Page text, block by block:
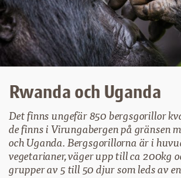
Rwanda och Uganda
Det finns ungefär 850 bergsgorillor
de finns i Virungabergen på gränsen
och Uganda. Bergsgorillorna är i
vegetarianer, väger upp till ca 200kg
grupper av 5 till 50 djur som leds av